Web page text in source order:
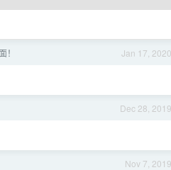
Jan 17, 2020
Dec 28, 2019
Nov 7, 2019